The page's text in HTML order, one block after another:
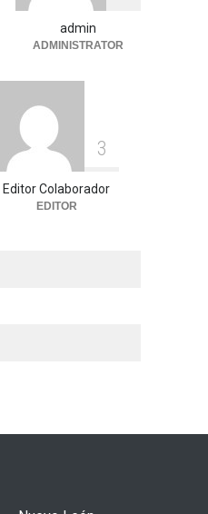
admin
ADMINISTRATOR
3
Editor Colaborador
EDITOR